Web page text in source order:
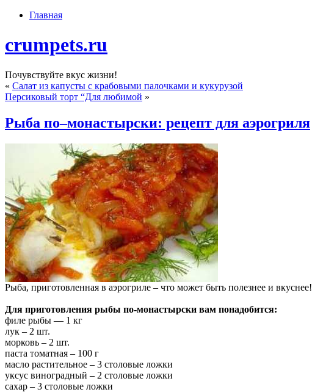
Главная
crumpets.ru
Почувствуйте вкус жизни!
« Салат из капусты с крабовыми палочками и кукурузой
Персиковый торт “Для любимой »
Рыба по–монастырски: рецепт для аэрогриля
Рыба, приготовленная в аэрогриле – что может быть полезнее и вкуснее!
Для приготовления рыбы по-монастырски вам понадобится:
филе рыбы — 1 кг
лук – 2 шт.
морковь – 2 шт.
паста томатная – 100 г
масло растительное – 3 столовые ложки
уксус виноградный – 2 столовые ложки
сахар – 3 столовые ложки